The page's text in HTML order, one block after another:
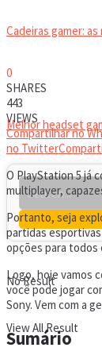
Cadeiras gamer:
HEADSET
Melhor headset
No Result
View All Result
0
SHARES
443
VIEWS
Compartilhar no
no Twitter
O PlayStation 5 já
multiplayer,
Portanto, seja
partidas
opções para todos
Logo, hoje vamos
você pode jogar
Sony. Vem com a
Sumário